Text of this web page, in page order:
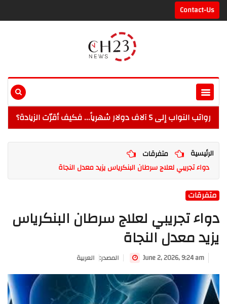
Contact-Us
رواتب النواب إلى 5 آلاف دولار شهرياً... فكيف أقرّت الزيادة؟
الرئيسية
متفرقات
دواء تجريبي لعلاج سرطان البنكرياس يزيد معدل النجاة
متفرقات
دواء تجريبي لعلاج سرطان البنكرياس
يزيد معدل النجاة
العربية :المصدر June 2, 2026, 9:24 am